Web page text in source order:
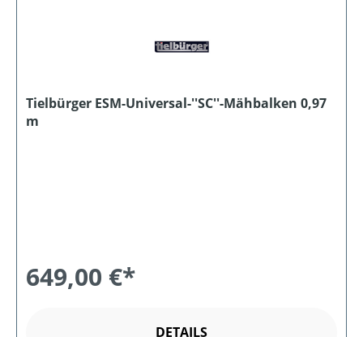
Tielbürger ESM-Universal-''SC''-Mähbalken 0,97
m
649,00 €*
DETAILS